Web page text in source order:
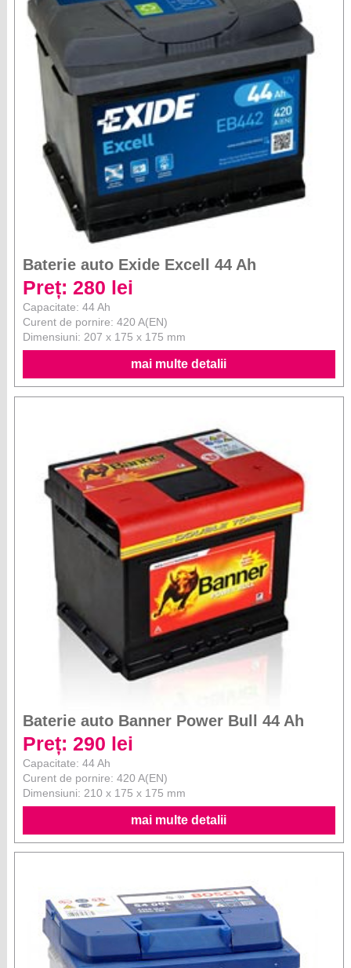
Baterie auto Exide Excell 44 Ah
Preț: 280 lei
Capacitate: 44 Ah
Curent de pornire: 420 A(EN)
Dimensiuni: 207 x 175 x 175 mm
mai multe detalii
Baterie auto Banner Power Bull 44 Ah
Preț: 290 lei
Capacitate: 44 Ah
Curent de pornire: 420 A(EN)
Dimensiuni: 210 x 175 x 175 mm
mai multe detalii